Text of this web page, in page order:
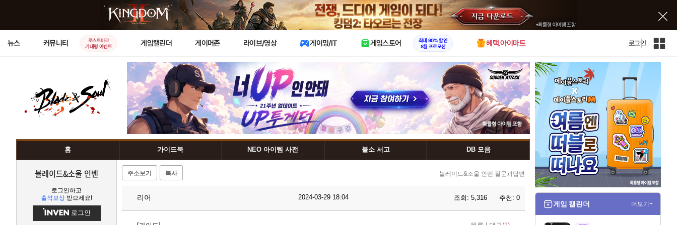
X
뉴스 커뮤니티
로스트아크
기대평 이벤트
게임캘린더 게이머존 라이브/영상 게이밍/IT 게임스토어
최대 90% 할인
8월 프로모션
혜택.아이마트 로그인
인
홈 가이드북 NEO 아이템 사전 블소 서고 DB 모음
블레이드&소울 인벤
로그인하고
출석보상 받으세요!
로그인
주소보기 복사 블레이드&소울 인벤 질문과답변
리어 2024-03-29 18:04 조회: 5,316 추천: 0
게임 캘린더 더보기+